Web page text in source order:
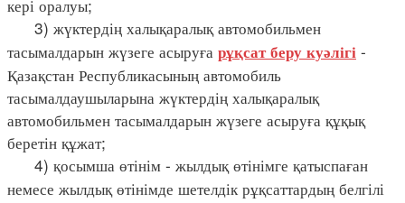
кері оралуы;
3) жүктердің халықаралық автомобильмен
тасымалдарын жүзеге асыруға рұқсат беру куәлігі -
Қазақстан Республикасының автомобиль
тасымалдаушыларына жүктердің халықаралық
автомобильмен тасымалдарын жүзеге асыруға құқық
беретін құжат;
4) қосымша өтінім - жылдық өтінімге қатыспаған
немесе жылдық өтінімде шетелдік рұқсаттардың белгілі